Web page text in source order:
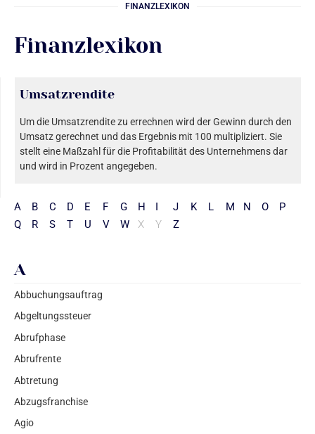
FINANZLEXIKON
Finanzlexikon
A B C D E F G H J K L M N O
P
Q
R S T U V W X Y Z
A
Abbuchungsauftrag
Abgeltungssteuer
Abrufphase
Abrufrente
Abtretung
Abzugsfranchise
Agio
Umsatzrendite
Um die Umsatzrendite zu errechnen wird der Gewinn durch den
Umsatz gerechnet und das Ergebnis mit 100 multipliziert. Sie
stellt eine Maßzahl für die Profitabilität des Unternehmens dar
und wird in Prozent angegeben.